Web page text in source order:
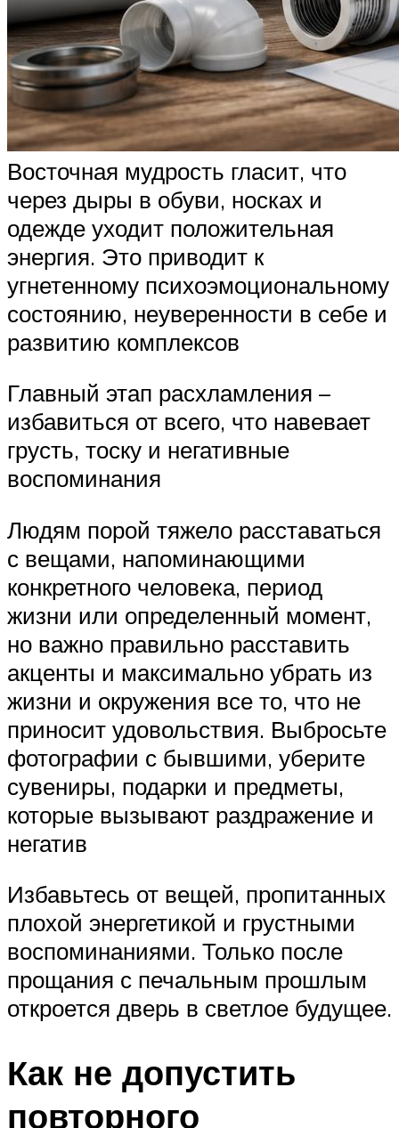
Восточная мудрость гласит, что
через дыры в обуви, носках и
одежде уходит положительная
энергия. Это приводит к
угнетенному психоэмоциональному
состоянию, неуверенности в себе и
развитию комплексов
Главный этап расхламления –
избавиться от всего, что навевает
грусть, тоску и негативные
воспоминания
Людям порой тяжело расставаться
с вещами, напоминающими
конкретного человека, период
жизни или определенный момент,
но важно правильно расставить
акценты и максимально убрать из
жизни и окружения все то, что не
приносит удовольствия. Выбросьте
фотографии с бывшими, уберите
сувениры, подарки и предметы,
которые вызывают раздражение и
негатив
Избавьтесь от вещей, пропитанных
плохой энергетикой и грустными
воспоминаниями. Только после
прощания с печальным прошлым
откроется дверь в светлое будущее.
Как не допустить
повторного